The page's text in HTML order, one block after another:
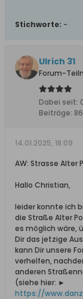
Stichworte: -
Ulrich 31
Forum-
Dabei seit:
Beiträge:
14.01.2025, 18:09
AW: Strasse Alter
Hallo Christian,
leider konnte ich
die Straße Alter
es möglich wäre,
Dir das jetzige
kann Dir unsere
verhelfen,
anderen
(siehe hier: ►
https://